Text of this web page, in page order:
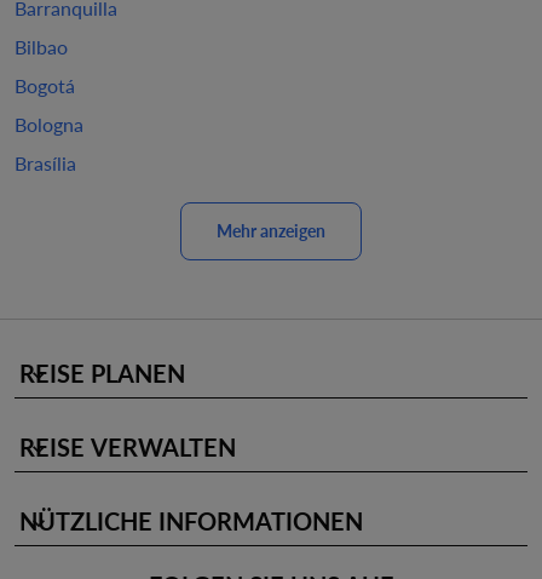
Barranquilla
Bilbao
Bogotá
Bologna
Brasília
Mehr anzeigen
REISE PLANEN
keyboard_arrow_down
REISE VERWALTEN
keyboard_arrow_down
NÜTZLICHE INFORMATIONEN
keyboard_arrow_down